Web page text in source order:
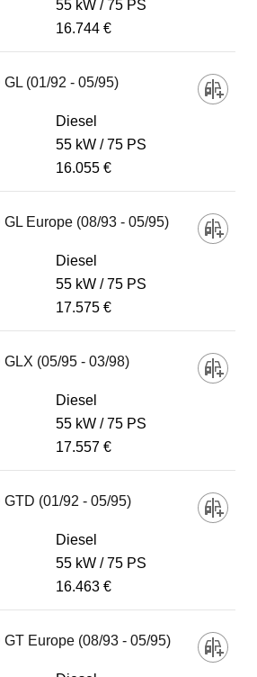
55 kW
75 PS
16.744 €
(01/92 - 05/95)
Diesel
55 kW
75 PS
16.055 €
Europe (08/93 - 05/95)
Diesel
55 kW
75 PS
17.575 €
(05/95 - 03/98)
Diesel
55 kW
75 PS
17.557 €
(01/92 - 05/95)
Diesel
55 kW
75 PS
16.463 €
Europe (08/93 - 05/95)